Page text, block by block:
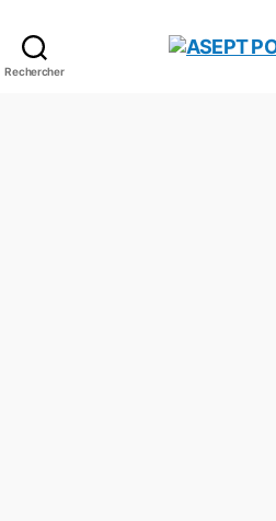
Rechercher